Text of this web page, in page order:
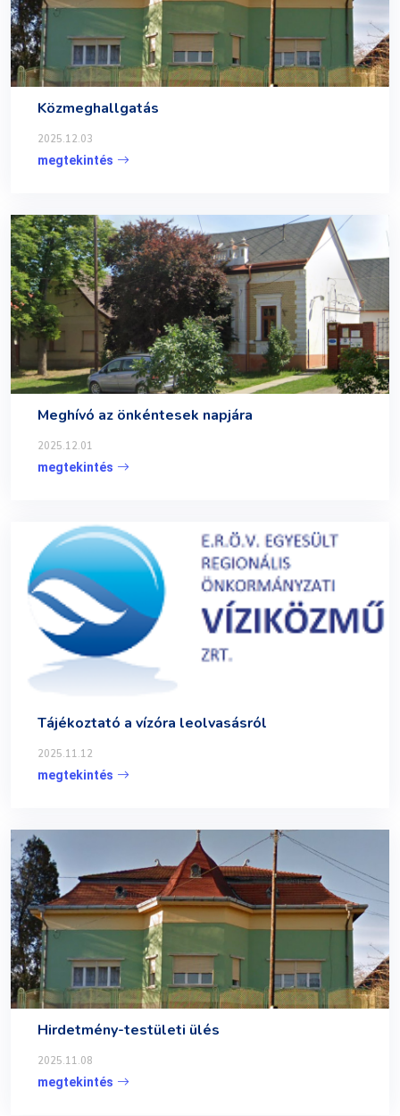
Közmeghallgatás
2025.12.03
megtekintés
Meghívó az önkéntesek napjára
2025.12.01
megtekintés
Tájékoztató a vízóra leolvasásról
2025.11.12
megtekintés
Hirdetmény-testületi ülés
2025.11.08
megtekintés